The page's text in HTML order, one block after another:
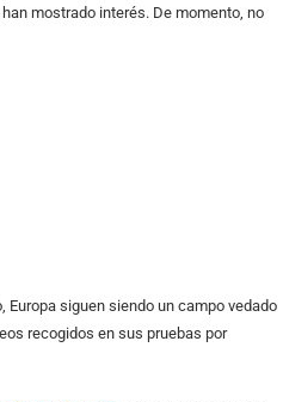
mostrado interés. De momento, no
Europa siguen siendo un campo vedado
recogidos en sus pruebas por